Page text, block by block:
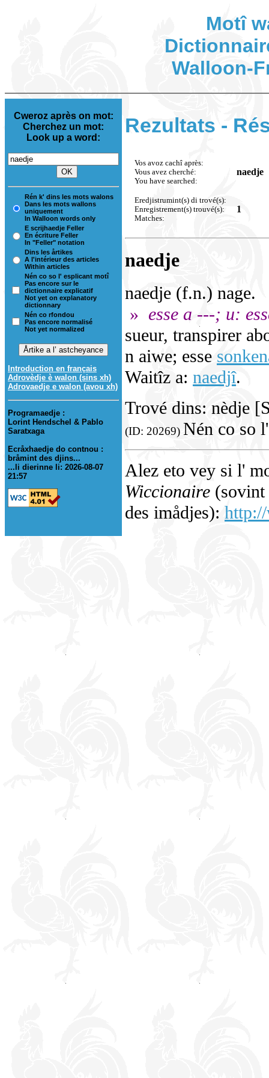
Motî
Walloon-
Cweroz après on mot:
Cherchez un mot:
Look up a word:
Rén k' dins les mots walons
Dans les mots wallons
uniquement
In Walloon words only
E scrijhaedje Feller
En écriture Feller
In "Feller" notation
Dins les årtikes
A l'intérieur des articles
Within articles
Nén co so l' esplicant motî
Pas encore sur le
dictionnaire explicatif
Not yet on explanatory
dictionnary
Nén co rfondou
Pas encore normalisé
Not yet normalized
Introduction en français
Adrovèdje è walon (sins xh)
Adrovaedje e walon (avou xh)
Programaedje :
Lorint Hendschel & Pablo
Saratxaga
Ecråxhaedje do contnou :
bråmint des djins...
...li dierinne li: 2026-08-07
21:57
Rezultats -
Vos avoz cachî après:
Vous avez cherché:
You have searched:
naedje
Eredjistrumint(s) di trové(s):
Enregistrement(s) trouvé(s):
Matches:
1
naedje
naedje (f.n.) nage.
» esse a ---; u:
sueur, transpirer
n aiwe; esse
Waitîz a: naedjî.
Trové dins: nèdje
(ID: 20269) Nén co so
Alez eto vey si l'
Wiccionaire (sovint
des imådjes):